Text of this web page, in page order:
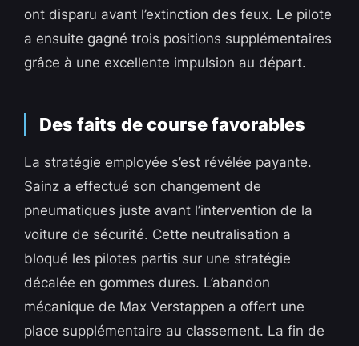
ont disparu avant l’extinction des feux. Le pilote
a ensuite gagné trois positions supplémentaires
grâce à une excellente impulsion au départ.
Des faits de course favorables
La stratégie employée s’est révélée payante.
Sainz a effectué son changement de
pneumatiques juste avant l’intervention de la
voiture de sécurité. Cette neutralisation a
bloqué les pilotes partis sur une stratégie
décalée en gommes dures. L’abandon
mécanique de Max Verstappen a offert une
place supplémentaire au classement. La fin de